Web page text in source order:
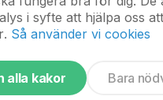
i syfte att hjälpa oss
Så använder vi cookies
alla kakor Bara